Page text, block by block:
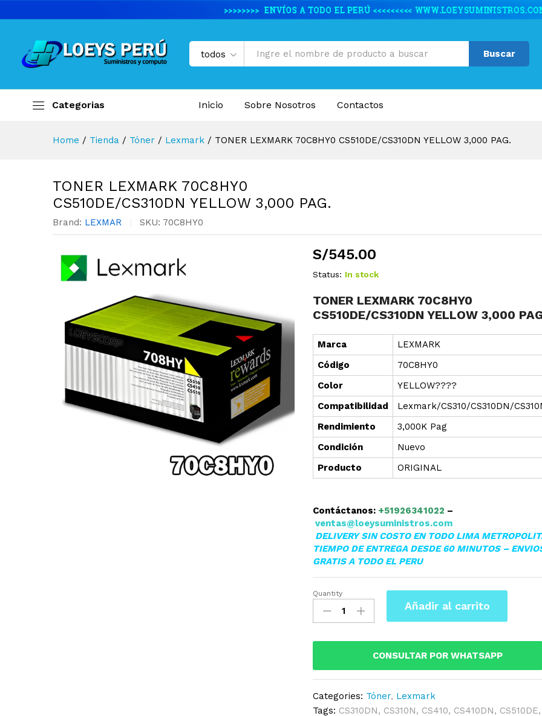
todos Buscar
Categorias Inicio Sobre Nosotros Contactos
Home / Tienda / Tóner / Lexmark / TONER LEXMARK 70C8HY0 CS510DE/CS310DN YELLOW 3,000 PAG.
TONER LEXMARK 70C8HY0
CS510DE/CS310DN YELLOW 3,000 PAG.
Brand: LEXMAR SKU: 70C8HY0
S/545.00
Status: In stock
TONER LEXMARK 70C8HY0
CS510DE/CS310DN YELLOW 3,000
Marca
LEXMARK
Código
70C8HY0
Color
YELLOW????
Compatibilidad
Lexmark/CS310/CS310DN/
Rendimiento
3,000K Pag
Condición
Nuevo
Producto
ORIGINAL
Contáctanos: +51926341022 –
ventas@loeysuministros.com
DELIVERY SIN COSTO EN TODO LIMA
TIEMPO DE ENTREGA DESDE 60 MINUTOS –
GRATIS A TODO EL PERU
TONER
LEXMARK
70C8HY0
CS510DE/CS310DN
3,000
quantity
Quantity
Añadir al carrito
CONSULTAR POR WHATSAPP
Categories: Tóner, Lexmark
Tags: CS310DN, CS310N, CS410, CS410DN, CS510DE
Descripción del producto Especificaciones Valoraciones (0)